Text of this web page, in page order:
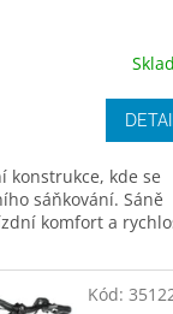
DETAIL
konstrukce, kde se
sáňkování. Sáně
komfort a
Kód: